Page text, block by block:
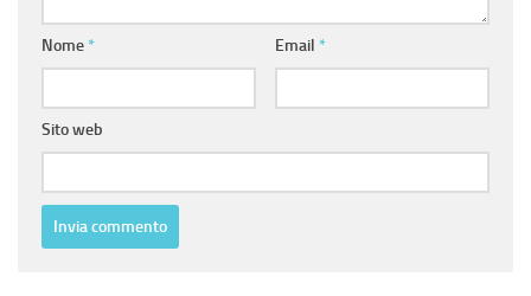
Nome * Email *
Sito web